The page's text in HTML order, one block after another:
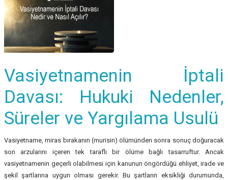
Vasiyetnamenin İptali
Davası: Hukuki Nedenler,
Süreler ve Yargılama Usulü
Vasiyetname, miras bırakanın (murisin) ölümünden sonra sonuç doğuracak
son arzularını içeren tek taraflı bir ölüme bağlı tasarruftur. Ancak
vasiyetnamenin geçerli olabilmesi için kanunun öngördüğü ehliyet, irade ve
şekil şartlarına uygun olması gerekir. Bu şartların eksikliği durumunda,